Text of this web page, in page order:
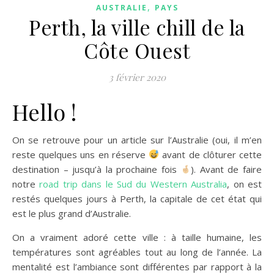
AUSTRALIE , PAYS
Perth, la ville chill de la
Côte Ouest
3 février 2020
Hello !
On se retrouve pour un article sur l’Australie (oui, il m’en
reste quelques uns en réserve
avant de clôturer cette
destination – jusqu’à la prochaine fois
). Avant de faire
notreroad trip dans le Sud du Western Australia, on est
restés quelques jours à Perth, la capitale de cet état qui
est le plus grand d’Australie.
On a vraiment adoré cette ville : à taille humaine, les
températures sont agréables tout au long de l’année. La
mentalité est l’ambiance sont différentes par rapport à la